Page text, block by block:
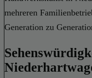
mehreren
Generation zu